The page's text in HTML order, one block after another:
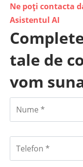
Ne poți contacta
Asistentul AI
tale de
vom